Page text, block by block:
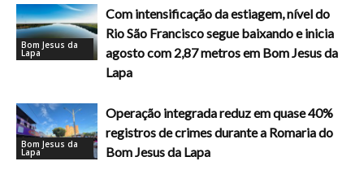
Bom Jesus da
Lapa
Com intensificação da estiagem, nível do
Rio São Francisco segue baixando e inicia
agosto com 2,87 metros em Bom Jesus da
Lapa
Bom Jesus da
Lapa
Operação integrada reduz em quase 40%
registros de crimes durante a Romaria do
Bom Jesus da Lapa